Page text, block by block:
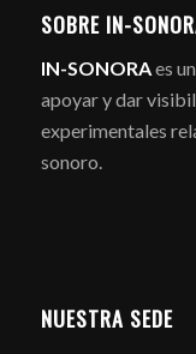
SOBRE IN-
IN-SONORAes
apoyar y dar
experimentales
sonoro.
NUESTRA SEDE